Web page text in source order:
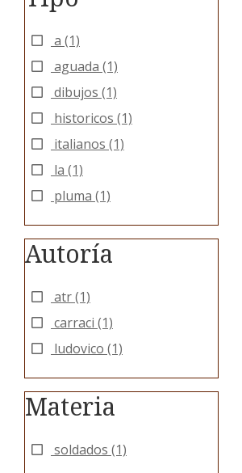
a (1)
aguada (1)
dibujos (1)
historicos (1)
italianos (1)
la (1)
pluma (1)
Autoría
atr(1)
carraci (1)
ludovico (1)
Materia
soldados (1)